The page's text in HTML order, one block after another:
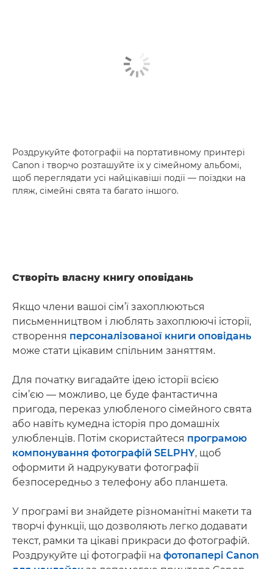
Роздрукуйте фотографії на портативному принтері
Canon і творчо розташуйте їх у сімейному альбомі,
щоб переглядати усі найцікавіші події — поїздки на
пляж, сімейні свята та багато іншого.
Створіть власну книгу оповідань
Якщо члени вашої сім’ї захоплюються
письменництвом і люблять захоплюючі історії,
створення персоналізованої книги оповідань
може стати цікавим спільним заняттям.
Для початку вигадайте ідею історії всією
сім’єю — можливо, це буде фантастична
пригода, переказ улюбленого сімейного свята
або навіть кумедна історія про домашніх
улюбленців. Потім скористайтеся програмою
компонування фотографій SELPHY, щоб
оформити й надрукувати фотографії
безпосередньо з телефону або планшета.
У програмі ви знайдете різноманітні макети та
творчі функції, що дозволяють легко додавати
текст, рамки та цікаві прикраси до фотографій.
Роздрукуйте ці фотографії на фотопапері Canon